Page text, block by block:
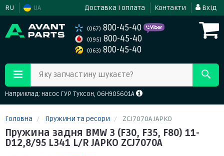
RU UA Доставка і оплата Контакти Вхід
(067) 800-45-40
(095) 800-45-40
(063) 800-45-40
Яку запчастину шукаєте?
Наприклад: насос ГУР Туксон, 06H905601A
Головна Пружини та ресори ZCJ7070A JAPKO
Пружина задня BMW 3 (F30, F35, F80) 11-
D12,8/95 L341 L/R JAPKO ZCJ7070A